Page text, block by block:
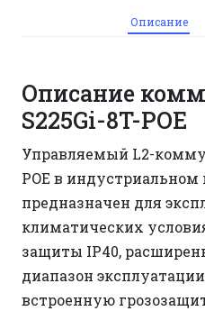
Описание
Описание
S225Gi-8T-POE
Управляемый L2-
POE в
предназначен для
климатических
защиты IP40,
диапазон эксплуатации
встроенную